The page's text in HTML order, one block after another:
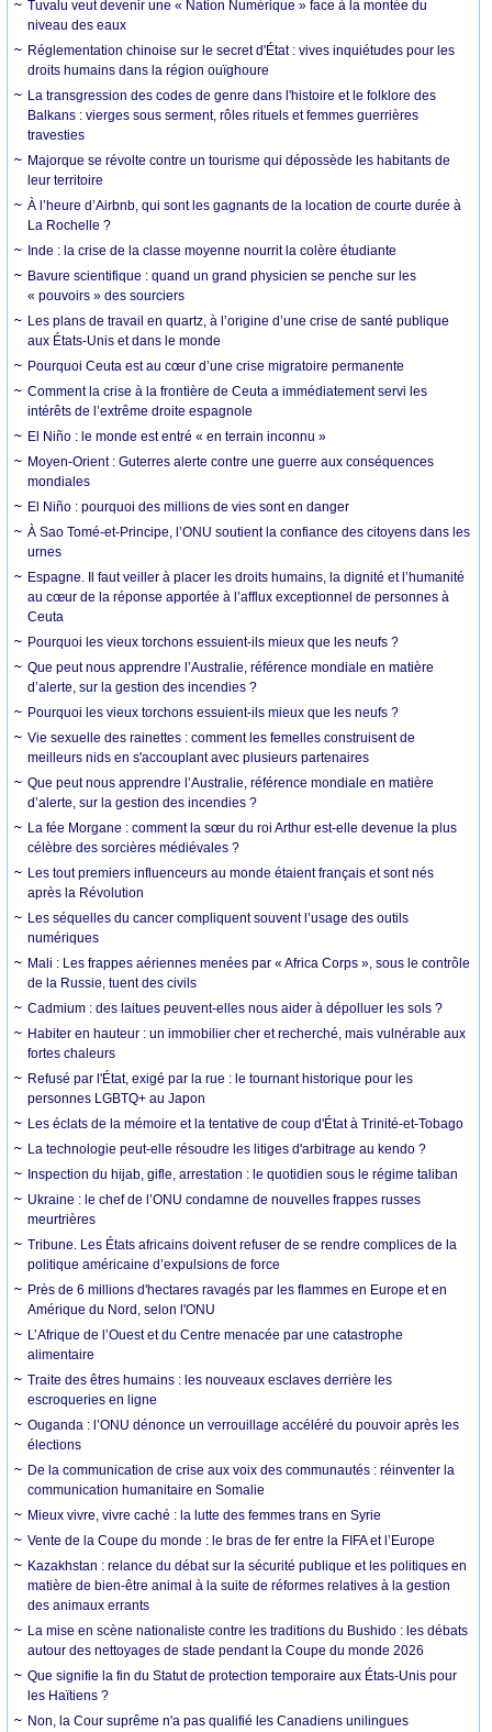
Tuvalu veut devenir une « Nation Numérique » face à la montée du
niveau des eaux
Réglementation chinoise sur le secret d'État : vives inquiétudes pour les
droits humains dans la région ouïghoure
La transgression des codes de genre dans l'histoire et le folklore des
Balkans : vierges sous serment, rôles rituels et femmes guerrières
travesties
Majorque se révolte contre un tourisme qui dépossède les habitants de
leur territoire
À l’heure d’Airbnb, qui sont les gagnants de la location de courte durée à
La Rochelle ?
Inde : la crise de la classe moyenne nourrit la colère étudiante
Bavure scientifique : quand un grand physicien se penche sur les
« pouvoirs » des sourciers
Les plans de travail en quartz, à l’origine d’une crise de santé publique
aux États-Unis et dans le monde
Pourquoi Ceuta est au cœur d’une crise migratoire permanente
Comment la crise à la frontière de Ceuta a immédiatement servi les
intérêts de l’extrême droite espagnole
El Niño : le monde est entré « en terrain inconnu »
Moyen-Orient : Guterres alerte contre une guerre aux conséquences
mondiales
El Niño : pourquoi des millions de vies sont en danger
À Sao Tomé-et-Principe, l’ONU soutient la confiance des citoyens dans les
urnes
Espagne. Il faut veiller à placer les droits humains, la dignité et l’humanité
au cœur de la réponse apportée à l’afflux exceptionnel de personnes à
Ceuta
Pourquoi les vieux torchons essuient-ils mieux que les neufs ?
Que peut nous apprendre l’Australie, référence mondiale en matière
d’alerte, sur la gestion des incendies ?
Pourquoi les vieux torchons essuient-ils mieux que les neufs ?
Vie sexuelle des rainettes : comment les femelles construisent de
meilleurs nids en s'accouplant avec plusieurs partenaires
Que peut nous apprendre l’Australie, référence mondiale en matière
d’alerte, sur la gestion des incendies ?
La fée Morgane : comment la sœur du roi Arthur est-elle devenue la plus
célèbre des sorcières médiévales ?
Les tout premiers influenceurs au monde étaient français et sont nés
après la Révolution
Les séquelles du cancer compliquent souvent l’usage des outils
numériques
Mali : Les frappes aériennes menées par « Africa Corps », sous le contrôle
de la Russie, tuent des civils
Cadmium : des laitues peuvent-elles nous aider à dépolluer les sols ?
Habiter en hauteur : un immobilier cher et recherché, mais vulnérable aux
fortes chaleurs
Refusé par l'État, exigé par la rue : le tournant historique pour les
personnes LGBTQ+ au Japon
Les éclats de la mémoire et la tentative de coup d'État à Trinité-et-Tobago
La technologie peut-elle résoudre les litiges d'arbitrage au kendo ?
Inspection du hijab, gifle, arrestation : le quotidien sous le régime taliban
Ukraine : le chef de l’ONU condamne de nouvelles frappes russes
meurtrières
Tribune. Les États africains doivent refuser de se rendre complices de la
politique américaine d’expulsions de force
Près de 6 millions d'hectares ravagés par les flammes en Europe et en
Amérique du Nord, selon l'ONU
L’Afrique de l’Ouest et du Centre menacée par une catastrophe
alimentaire
Traite des êtres humains : les nouveaux esclaves derrière les
escroqueries en ligne
Ouganda : l’ONU dénonce un verrouillage accéléré du pouvoir après les
élections
De la communication de crise aux voix des communautés : réinventer la
communication humanitaire en Somalie
Mieux vivre, vivre caché : la lutte des femmes trans en Syrie
Vente de la Coupe du monde : le bras de fer entre la FIFA et l’Europe
Kazakhstan : relance du débat sur la sécurité publique et les politiques en
matière de bien-être animal à la suite de réformes relatives à la gestion
des animaux errants
La mise en scène nationaliste contre les traditions du Bushido : les débats
autour des nettoyages de stade pendant la Coupe du monde 2026
Que signifie la fin du Statut de protection temporaire aux États-Unis pour
les Haïtiens ?
Non, la Cour suprême n'a pas qualifié les Canadiens unilingues